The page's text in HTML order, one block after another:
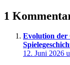
1
Evolution der
12. Juni 2026